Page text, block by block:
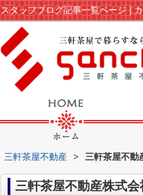
三軒茶屋不動産 > 三軒茶屋不動
三軒茶屋不動産株式